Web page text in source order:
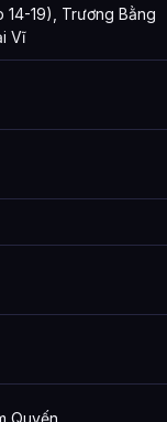
19), Trương Bằng
Vĩ
Quyến